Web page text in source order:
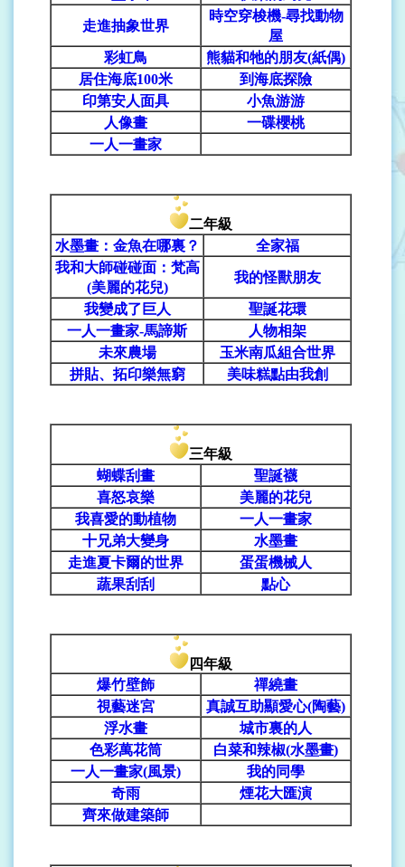
走進抽象世界
時空穿梭機-尋找動物
屋
彩虹鳥
熊貓和牠的朋友(紙偶)
居住海底100米
到海底探險
印第安人面具
小魚游游
人像畫
一碟櫻桃
一人一畫家
二年級
水墨畫：金魚在哪裏？
全家福
我和大師碰碰面：梵高
(美麗的花兒)
我的怪獸朋友
我變成了巨人
聖誕花環
一人一畫家-馬諦斯
人物相架
未來農場
玉米南瓜組合世界
拼貼、拓印樂無窮
美味糕點由我創
三年級
蝴蝶刮畫
聖誕襪
喜怒哀樂
美麗的花兒
我喜愛的動植物
一人一畫家
十兄弟大變身
水墨畫
走進夏卡爾的世界
蛋蛋機械人
蔬果刮刮
點心
四年級
爆竹壁飾
禪繞畫
視藝迷宮
真誠互助顯愛心(陶藝)
浮水畫
城市裏的人
色彩萬花筒
白菜和辣椒(水墨畫)
一人一畫家(風景)
我的同學
奇雨
煙花大匯演
齊來做建築師